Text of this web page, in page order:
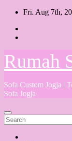
Skip
content
Fri. Aug 7th,
Rumah
Sofa Custom Jogja |
Sofa Jogja